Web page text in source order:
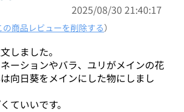
2025/08/30 21:40:17
の商品レビューを削除する）
しました。
ーションやバラ、ユリがメインの花
向日葵をメインにした物にしまし
ていいです。